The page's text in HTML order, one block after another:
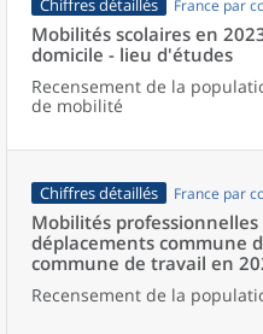
Chiffres détaillés France par
Mobilités scolaires en
domicile - lieu d'études
Recensement de la
de mobilité
Chiffres détaillés France par
Mobilités professionnelles
déplacements commune
commune de travail en
Recensement de la